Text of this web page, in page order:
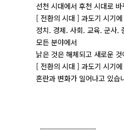
선천 시대에서 후천 시대로
[ 전환의 시대 ] 과도기 시기
정치. 경제. 사회. 교육. 군사.
모든 분야에서
낡은 것은 해체되고 새로운
[ 전환의 시대 ] 과도기 시기
혼란과 변화가 일어나고 있습
............................